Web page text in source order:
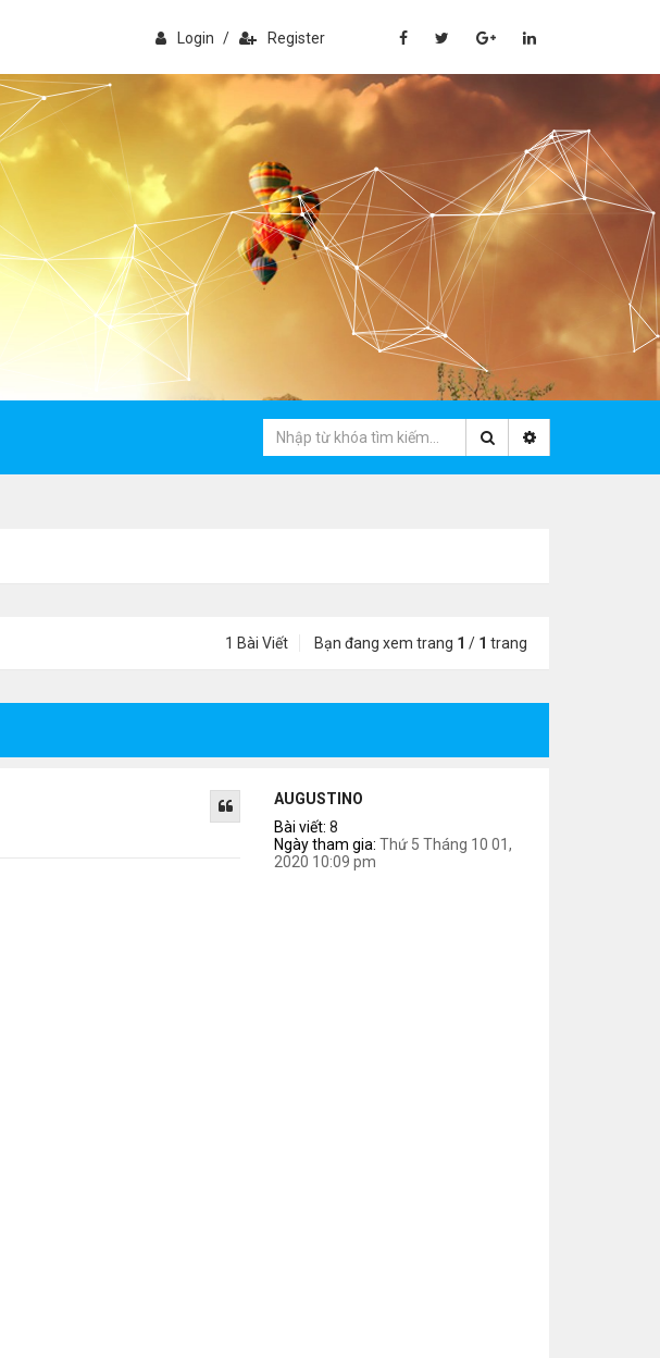
Login / Register
1 Bài Viết Bạn đang xem trang 1 / 1 trang
AUGUSTINO
Bài viết: 8
Ngày tham gia: Thứ 5 Tháng 10 01,
2020 10:09 pm